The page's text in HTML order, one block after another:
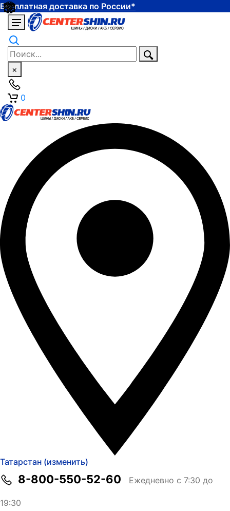
Бесплатная доставка по России*
×
0
Татарстан (изменить)
8-800-550-52-60 Ежедневно с 7:30 до
19:30